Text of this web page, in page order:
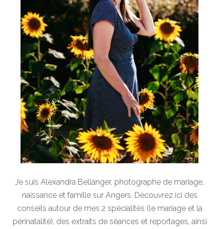
Je suis Alexandra Bellanger, photographe de mariage,
naissance et famille sur Angers. Découvrez ici des
conseils autour de mes 2 spécialités (le mariage et la
périnatalité), des extraits de séances et reportages, ainsi